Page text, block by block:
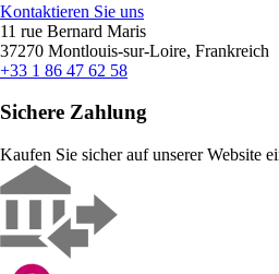
Kontaktieren Sie uns
11 rue Bernard Maris
37270 Montlouis-sur-Loire, Frankreich
+33 1 86 47 62 58
Sichere Zahlung
Kaufen Sie sicher auf unserer Website